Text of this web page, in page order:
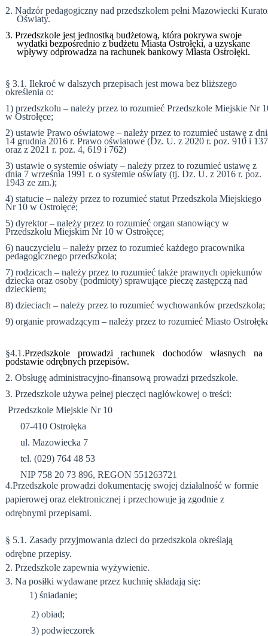
2. Nadzór pedagogiczny nad przedszkolem pełni Mazowiecki
Oświaty.
3. Przedszkole jest jednostką budżetową, która pokrywa swoje
wydatki bezpośrednio z budżetu Miasta Ostrołęki, a uzyskane
wpływy odprowadza na rachunek bankowy Miasta Ostrołęki.
§ 3.1. Ilekroć w dalszych przepisach jest mowa bez bliższego
określenia o:
1) przedszkolu – należy przez to rozumieć Przedszkole Miejskie Nr
w Ostrołęce;
2) ustawie Prawo oświatowe – należy przez to rozumieć ustawę z
14 grudnia 2016 r. Prawo oświatowe (Dz. U. z 2020 r. poz. 910 i
oraz z 2021 r. poz. 4, 619 i 762)
3) ustawie o systemie oświaty – należy przez to rozumieć ustawę z
dnia 7 września 1991 r. o systemie oświaty (tj. Dz. U. z 2016 r. poz.
1943 ze zm.);
4) statucie – należy przez to rozumieć statut Przedszkola Miejskiego
Nr 10 w Ostrołęce;
5) dyrektor – należy przez to rozumieć organ stanowiący w
Przedszkolu Miejskim Nr 10 w Ostrołęce;
6) nauczycielu – należy przez to rozumieć każdego pracownika
pedagogicznego przedszkola;
7) rodzicach – należy przez to rozumieć także prawnych opiekunów
dziecka oraz osoby (podmioty) sprawujące pieczę zastępczą nad
dzieckiem;
8) dzieciach – należy przez to rozumieć wychowanków przedszkola;
9) organie prowadzącym – należy przez to rozumieć Miasto
§4.1.Przedszkole prowadzi rachunek dochodów własnych na
podstawie odrębnych przepisów.
2. Obsługę administracyjno-finansową prowadzi przedszkole.
3. Przedszkole używa pełnej pieczęci nagłówkowej o treści:
Przedszkole Miejskie Nr 10
07-410 Ostrołęka
ul. Mazowiecka 7
tel. (029) 764 48 53
NIP 758 20 73 896, REGON 551263721
4.Przedszkole prowadzi dokumentację swojej działalność w formie
papierowej oraz elektronicznej i przechowuje ją zgodnie z
odrębnymi przepisami.
§ 5.1. Zasady przyjmowania dzieci do przedszkola określają
odrębne przepisy.
2. Przedszkole zapewnia wyżywienie.
3. Na posiłki wydawane przez kuchnię składają się:
1) śniadanie;
2) obiad;
3) podwieczorek